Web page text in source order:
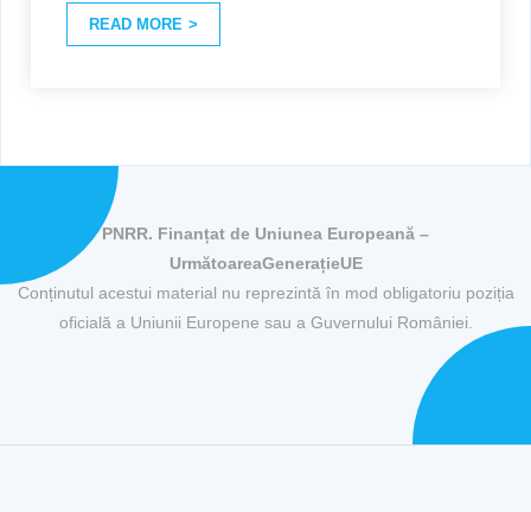
READ MORE
PNRR. Finanțat de Uniunea Europeană –
UrmătoareaGenerațieUE
Conținutul acestui material nu reprezintă în mod obligatoriu poziția
oficială a Uniunii Europene sau a Guvernului României.